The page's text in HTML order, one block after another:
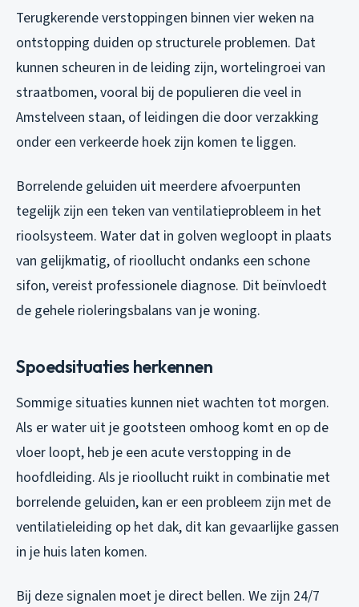
Terugkerende verstoppingen binnen vier weken na
ontstopping duiden op structurele problemen. Dat
kunnen scheuren in de leiding zijn, wortelingroei van
straatbomen, vooral bij de populieren die veel in
Amstelveen staan, of leidingen die door verzakking
onder een verkeerde hoek zijn komen te liggen.
Borrelende geluiden uit meerdere afvoerpunten
tegelijk zijn een teken van ventilatieprobleem in het
rioolsysteem. Water dat in golven wegloopt in plaats
van gelijkmatig, of rioollucht ondanks een schone
sifon, vereist professionele diagnose. Dit beïnvloedt
de gehele rioleringsbalans van je woning.
Spoedsituaties herkennen
Sommige situaties kunnen niet wachten tot morgen.
Als er water uit je gootsteen omhoog komt en op de
vloer loopt, heb je een acute verstopping in de
hoofdleiding. Als je rioollucht ruikt in combinatie met
borrelende geluiden, kan er een probleem zijn met de
ventilatieleiding op het dak, dit kan gevaarlijke gassen
in je huis laten komen.
Bij deze signalen moet je direct bellen. We zijn 24/7